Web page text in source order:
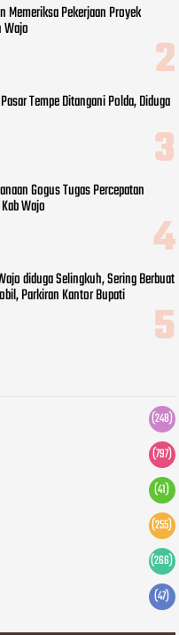
Memeriksa Pekerjaan Proyek
Wajo
Tempe Ditangani Polda, Diduga
Gogus Tugas Percepatan
Wajo
diduga Selingkuh, Sering Berbuat
Parkiran Kantor Bupati
(248)
(797)
(41)
(255)
(266)
(47)